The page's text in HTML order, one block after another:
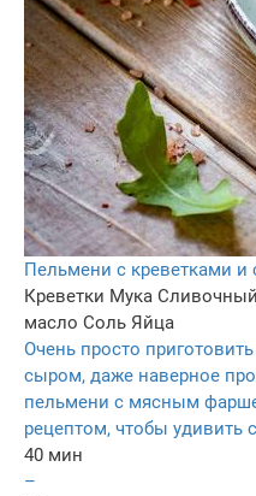
Пельмени с креветками и
Креветки Мука
масло Соль Яйца
Очень просто
сыром, даже наверное
пельмени с мясным
рецептом, чтобы удивить
40 мин
–